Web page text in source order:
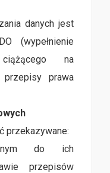
danych jest
(wypełnienie
na
przepisy prawa
przekazywane:
do ich
przepisów